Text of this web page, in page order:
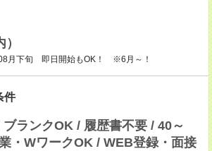
08月下旬 即日開始もOK！ ※6月～！
件
ランクOK / 履歴書不要 / 40～
・WワークOK / WEB登録・面接